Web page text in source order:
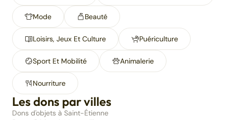
Mode Beauté
Loisirs, Jeux Et Culture Puériculture
Sport Et Mobilité Animalerie
Nourriture
Les dons par villes
Dons d'objets à Saint-Étienne